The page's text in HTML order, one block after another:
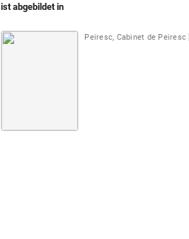
ist abgebildet in
Peiresc, Cabinet de Peiresc